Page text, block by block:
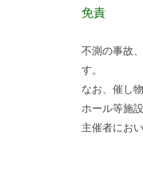
免責
不測の事故
す。
なお、催し
ホール等施
主催者にお